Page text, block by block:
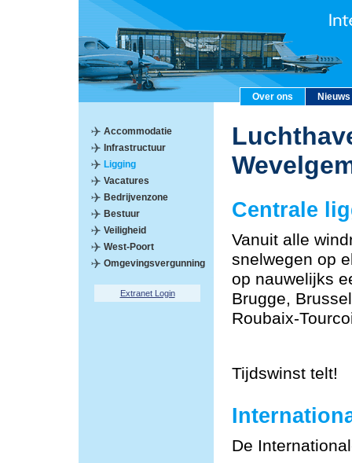
Over ons Nieuws
Accommodatie
Infrastructuur
Ligging
Vacatures
Bedrijvenzone
Bestuur
Veiligheid
West-Poort
Omgevingsvergunning
Extranet Login
Centrale
Vanuit alle
snelwegen op
op nauwelijks
Brugge,
Roubaix-
Tijdswinst telt!
De